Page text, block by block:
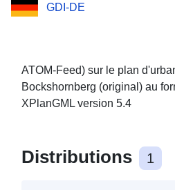
d'Enseignement
GDI-DE
ATOM-Feed) sur le plan
Bockshornberg (original) au
XPlanGML version 5.4
Distributions 1